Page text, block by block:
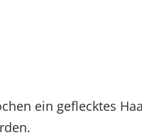
ein geflecktes